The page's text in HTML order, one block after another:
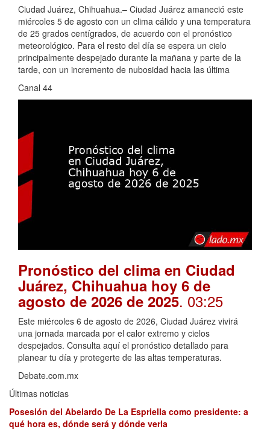
Ciudad Juárez, Chihuahua.– Ciudad Juárez amaneció este
miércoles 5 de agosto con un clima cálido y una temperatura
de 25 grados centígrados, de acuerdo con el pronóstico
meteorológico. Para el resto del día se espera un cielo
principalmente despejado durante la mañana y parte de la
tarde, con un incremento de nubosidad hacia las última
Canal 44
Pronóstico del clima en Ciudad
Juárez, Chihuahua hoy 6 de
agosto de 2026 de 2025. 03:25
Este miércoles 6 de agosto de 2026, Ciudad Juárez vivirá
una jornada marcada por el calor extremo y cielos
despejados. Consulta aquí el pronóstico detallado para
planear tu día y protegerte de las altas temperaturas.
Debate.com.mx
Últimas noticias
Posesión del Abelardo De La Espriella como presidente: a
qué hora es, dónde será y dónde verla